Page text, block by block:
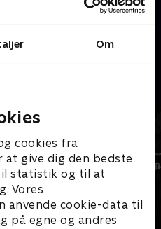
Om
cookies fra
give dig den bedste
til statistik og til at
Vores
anvende cookie-data til
på egne og andres
tilkøb